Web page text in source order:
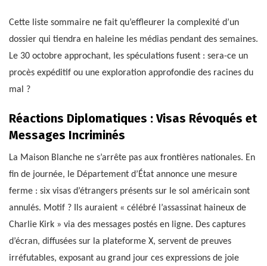
Cette liste sommaire ne fait qu’effleurer la complexité d’un
dossier qui tiendra en haleine les médias pendant des semaines.
Le 30 octobre approchant, les spéculations fusent : sera-ce un
procès expéditif ou une exploration approfondie des racines du
mal ?
Réactions Diplomatiques : Visas Révoqués et
Messages Incriminés
La Maison Blanche ne s’arrête pas aux frontières nationales. En
fin de journée, le Département d’État annonce une mesure
ferme : six visas d’étrangers présents sur le sol américain sont
annulés. Motif ? Ils auraient « célébré l’assassinat haineux de
Charlie Kirk » via des messages postés en ligne. Des captures
d’écran, diffusées sur la plateforme X, servent de preuves
irréfutables, exposant au grand jour ces expressions de joie